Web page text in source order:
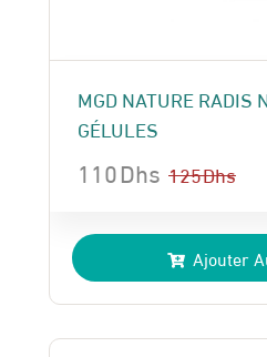
MGD NATURE RADIS
GÉLULES
125Dhs
prix
initial
était :
125 Dhs.
110Dhs
prix
actuel
est :
110 Dhs.
Ajouter